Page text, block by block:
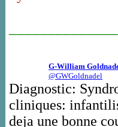
G-William
@GWGoldnadel
Diagnostic:
cliniques:
deja une bonne